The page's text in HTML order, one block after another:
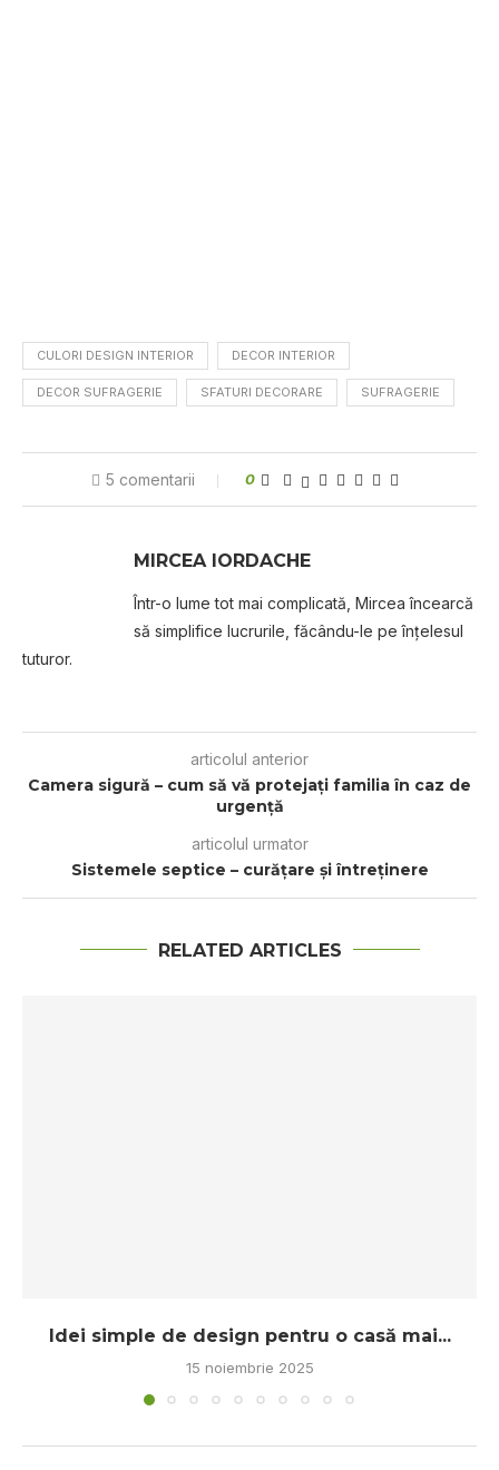
CULORI DESIGN INTERIOR DECOR INTERIOR
DECOR SUFRAGERIE SFATURI DECORARE SUFRAGERIE
5 comentarii 0
MIRCEA IORDACHE
Într-o lume tot mai complicată, Mircea încearcă
să simplifice lucrurile, făcându-le pe înțelesul
tuturor.
articolul anterior
Cаmеrа sigură – cum ѕă vă protejați familia în caz de
urgență
articolul urmator
Sistemele septice – curățare și întreținere
RELATED ARTICLES
Idei simple de design pentru o casă mai...
15 noiembrie 2025